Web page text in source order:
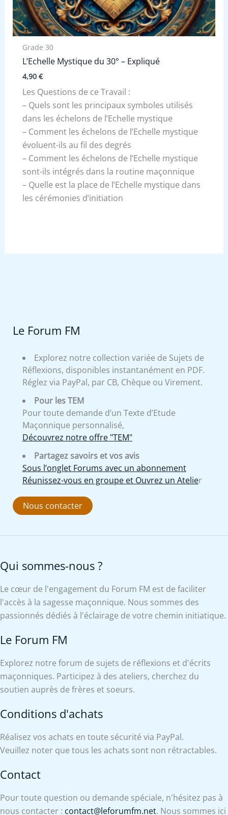
Grade 30
L’Echelle Mystique du 30° – Expliqué
4,90 €
Les Questions de ce Travail :
– Quels sont les principaux symboles utilisés
dans les échelons de l’Echelle mystique
– Comment les échelons de l’Echelle mystique
évoluent-ils au fil des degrés
– Comment les échelons de l’Echelle mystique
sont-ils intégrés dans la routine maçonnique
– Quelle est la place de l’Echelle mystique dans
les cérémonies d’initiation
Le Forum FM
Explorez notre collection variée de Sujets de
Réflexions, disponibles instantanément en PDF.
Réglez via PayPal, par CB, Chèque ou Virement.
Pour les TEM
Pour toute demande d’un Texte d’Etude
Maçonnique personnalisé,
Découvrez notre offre "TEM"
Partagez savoirs et vos avis
Sous l’onglet Forums avec un abonnement
Réunissez-vous en groupe et Ouvrez un Atelier
Nous contacter
Qui sommes-nous ?
Le cœur de l'engagement du Forum FM est de faciliter
l'accès à la sagesse maçonnique. Nous sommes des
passionnés dédiés à l'éclairage de votre chemin initiatique.
Le Forum FM
Explorez notre forum de sujets de réflexions et d'écrits
maçonniques. Participez à des ateliers, cherchez du
soutien auprès de frères et soeurs.
Conditions d'achats
Réalisez vos achats en toute sécurité via PayPal.
Veuillez noter que tous les achats sont non rétractables.
Contact
Pour toute question ou demande spéciale, n'hésitez pas à
nous contacter : contact@leforumfm.net. Nous sommes ici